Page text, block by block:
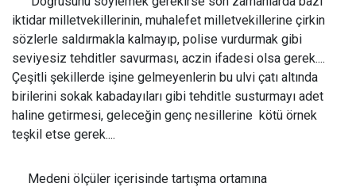
iktidar milletvekillerinin, muhalefet milletvekillerine çirkin
sözlerle saldırmakla kalmayıp, polise vurdurmak gibi
seviyesiz tehditler savurması, aczin ifadesi olsa gerek....
Çeşitli şekillerde işine gelmeyenlerin bu ulvi çatı altında
birilerini sokak kabadayıları gibi tehditle susturmayı adet
haline getirmesi, geleceğin genç nesillerine kötü örnek
teşkil etse gerek....
Medeni ölçüler içerisinde tartışma ortamına